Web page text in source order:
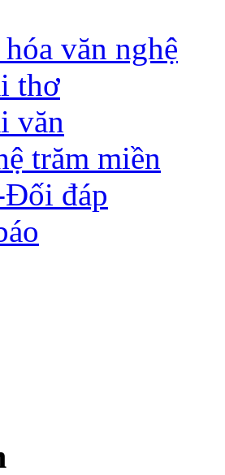
văn nghệ
thơ
văn
trăm miền
đáp